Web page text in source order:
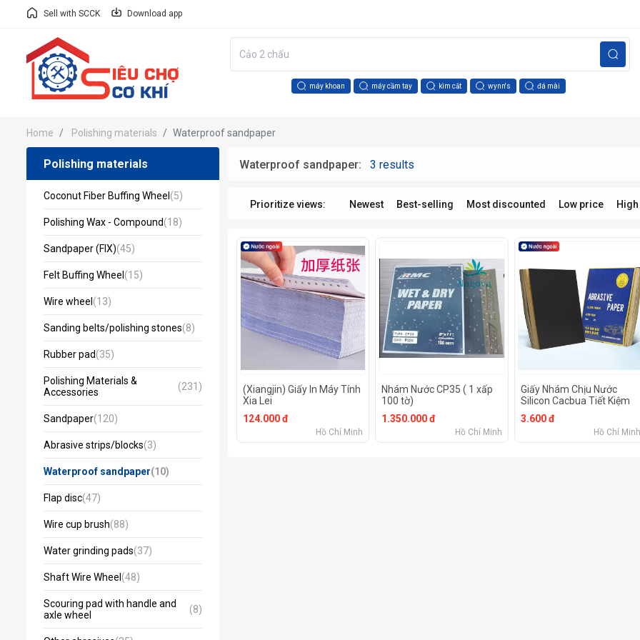
Sell with SCCK Download app
máy khoan máy cầm tay kìm cắt wynn's đá mài
Home Polishing materials Waterproof sandpaper
Polishing materials
Coconut Fiber Buffing Wheel (5)
Polishing Wax - Compound(18)
Sandpaper (FIX)(45)
Felt Buffing Wheel (15)
Wire wheel (13)
Sanding belts/polishing stones(8)
Rubber pad(35)
Polishing Materials &
Accessories
(231)
Sandpaper(120)
Abrasive strips/blocks(3)
Waterproof sandpaper(10)
Flap disc(47)
Wire cup brush(88)
Water grinding pads(37)
Shaft Wire Wheel (48)
Scouring pad with handle and
axle wheel
(8)
Waterproof sandpaper: 3 results
Prioritize views: Newest Best-selling Most discounted Low price
(Xiangjin) Giấy In Máy Tính
Xia Lei
124.000 đ
Hồ Chí Minh
Nhám Nước CP35 ( 1 xấp
100 tờ)
1.350.000 đ
Hồ Chí Minh
Giấy Nhám Chịu Nước
Silicon Cacbua Tiết Kiệm
230 × 280Mm Khô Và Ướt
3.600 đ
Hồ Chí